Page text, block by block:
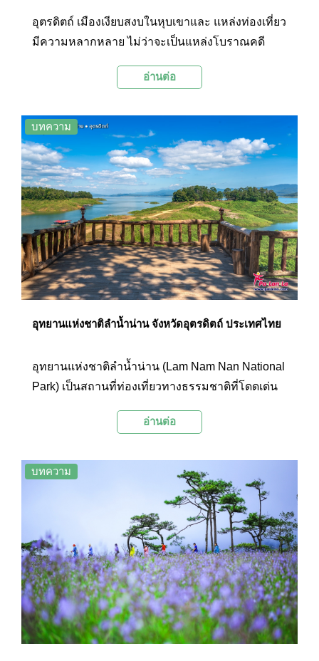
อุตรดิตถ์ เมืองเงียบสงบในหุบเขาและ แหล่งท่องเที่ยว
มีความหลากหลาย ไม่ว่าจะเป็นแหล่งโบราณคดี
ล้านนาโบราณ… Palanla ขอชวนออกเดินทางไป
ไปพร้อมๆ กัน
อ่านต่อ
บทความ
อุทยานแห่งชาติลำน้ำน่าน จังหวัดอุตรดิตถ์ ประเทศไทย
อุทยานแห่งชาติลำน้ำน่าน (Lam Nam Nan National
Park) เป็นสถานที่ท่องเที่ยวทางธรรมชาติที่โดดเด่น
ยามที่สายหมอกลอยปกคลุมในฤดูหนาว อีกทั้งยังเป็น
อ่านต่อ
บทความ